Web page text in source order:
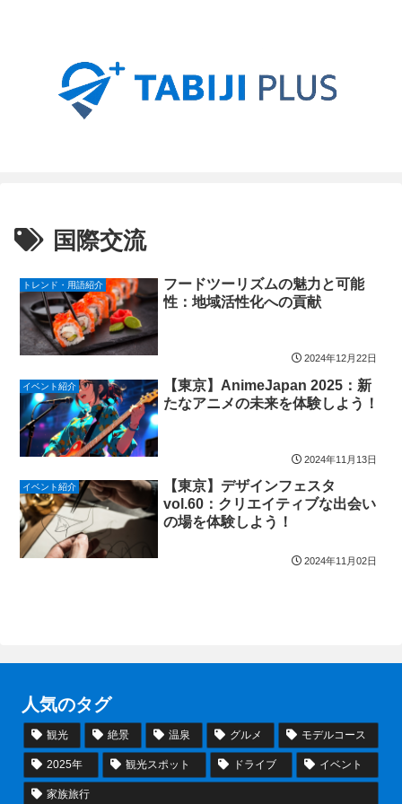
国際交流
トレンド・用語紹介
フードツーリズムの魅力と可能
性：地域活性化への貢献
2024年12月22日
イベント紹介
【東京】AnimeJapan 2025：新
たなアニメの未来を体験しよう！
2024年11月13日
イベント紹介
【東京】デザインフェスタ
vol.60：クリエイティブな出会い
の場を体験しよう！
2024年11月02日
人気のタグ
観光 絶景 温泉 グルメ モデルコース
2025年 観光スポット ドライブ イベント
家族旅行